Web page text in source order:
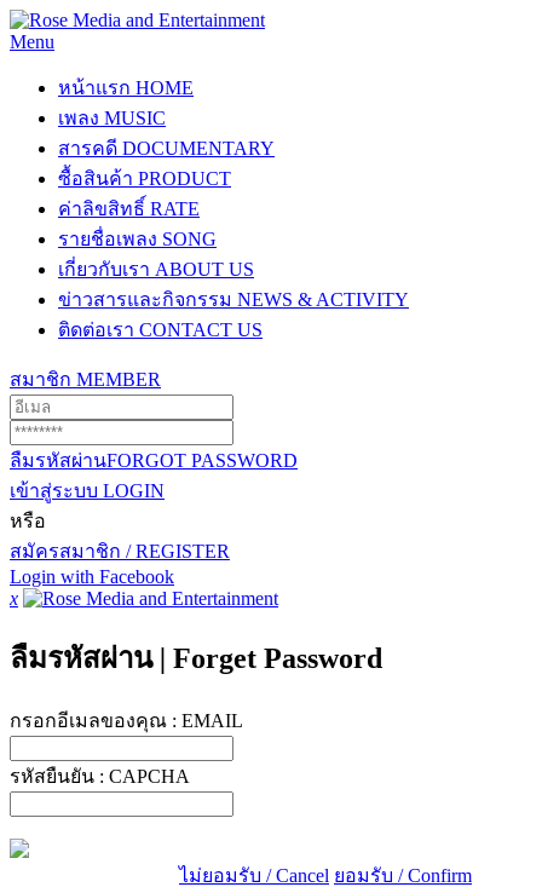
Menu
หน้าแรก HOME
เพลง MUSIC
สารคดี DOCUMENTARY
ซื้อสินค้า PRODUCT
ค่าลิขสิทธิ์ RATE
รายชื่อเพลง SONG
เกี่ยวกับเรา ABOUT US
ข่าวสารและกิจกรรม NEWS & ACTIVITY
ติดต่อเรา CONTACT US
สมาชิก MEMBER
ลืมรหัสผ่านFORGOT PASSWORD
เข้าสู่ระบบ LOGIN
หรือ
สมัครสมาชิก / REGISTER
Login with Facebook
x
ลืมรหัสผ่าน | Forget Password
กรอกอีเมลของคุณ : EMAIL
รหัสยืนยัน : CAPCHA
ไม่ยอมรับ / Cancel ยอมรับ / Confirm